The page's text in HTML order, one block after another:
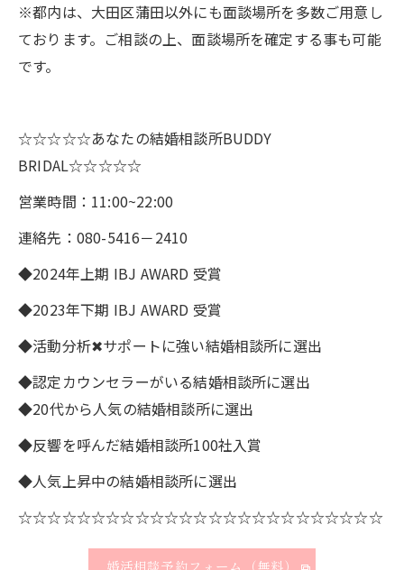
※都内は、大田区蒲田以外にも面談場所を多数ご用意し
ております。ご相談の上、面談場所を確定する事も可能
です。
☆☆☆☆☆あなたの結婚相談所BUDDY
BRIDAL☆☆☆☆☆
営業時間：11:00~22:00
連絡先：080-5416－2410
◆2024年上期 IBJ AWARD 受賞
◆2023年下期 IBJ AWARD 受賞
◆活動分析✖サポートに強い結婚相談所に選出
◆認定カウンセラーがいる結婚相談所に選出
◆20代から人気の結婚相談所に選出
◆反響を呼んだ結婚相談所100社入賞
◆人気上昇中の結婚相談所に選出
☆☆☆☆☆☆☆☆☆☆☆☆☆☆☆☆☆☆☆☆☆☆☆☆☆